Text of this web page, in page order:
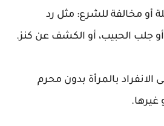
أو مخالفة للشرع: مثل رد
جلب الحبيب، أو الكشف عن كنز.
الانفراد بالمرأة بدون محرم
غيرها.